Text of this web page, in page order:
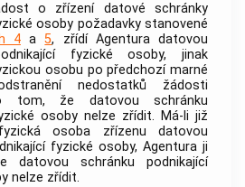
o zřízení datové schránky
osoby požadavky stanovené
4a5, zřídí Agentura datovou
fyzické osoby, jinak
osobu po předchozí marné
nedostatků žádosti
tom, že datovou schránku
osoby nelze zřídit. Má-li již
osoba zřízenu datovou
fyzické osoby, Agentura ji
datovou schránku podnikající
nelze zřídit.